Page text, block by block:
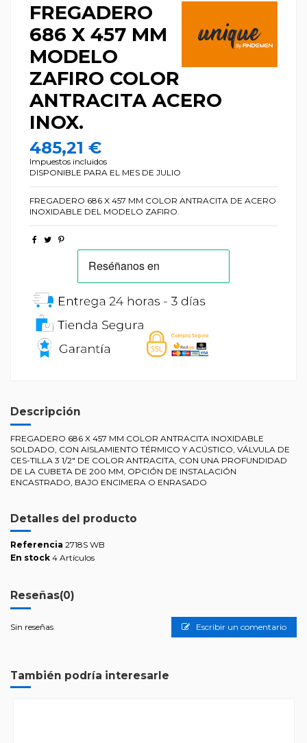
FREGADERO
686 X 457 MM
MODELO
ZAFIRO COLOR
ANTRACITA ACERO
INOX.
485,21 €
Impuestos incluidos
DISPONIBLE PARA EL MES DE JULIO
FREGADERO 686 X 457 MM COLOR ANTRACITA DE ACERO
INOXIDABLE DEL MODELO ZAFIRO.
Descripción
FREGADERO 686 X 457 MM COLOR ANTRACITA INOXIDABLE
SOLDADO, CON AISLAMIENTO TÉRMICO Y ACÚSTICO, VÁLVULA DE
CES-TILLA 3 1/2" DE COLOR ANTRACITA, CON UNA PROFUNDIDAD
DE LA CUBETA DE 200 MM, OPCIÓN DE INSTALACIÓN
ENCASTRADO, BAJO ENCIMERA O ENRASADO
Detalles del producto
Referencia 2718S WB
En stock 4 Artículos
Reseñas(0)
Sin reseñas Escribir un comentario
También podría interesarle